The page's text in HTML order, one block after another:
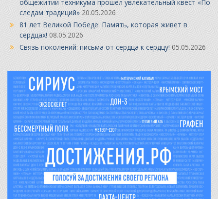
общежитии техникума прошел увлекательный квест «По
следам традиций» 20.05.2026
81 лет Великой Победе: Память, которая живет в
сердцах! 08.05.2026
Связь поколений: письма от сердца к сердцу! 05.05.2026